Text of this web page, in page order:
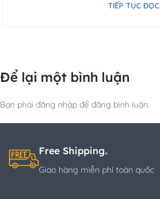
TIẾP TỤC ĐỌC
Để lại một bình luận
Bạn phải đăng nhập để đăng bình luận.
Free Shipping.
Giao hàng miễn phí toàn quốc